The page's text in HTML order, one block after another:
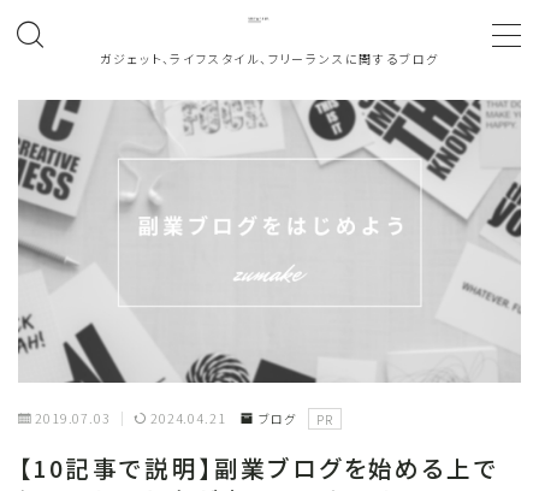
ガジェット、ライフスタイル、フリーランスに関するブログ
ホーム
About
note
2019.07.03 2024.04.21 ブログ PR
【10記事で説明】副業ブログを始める上で